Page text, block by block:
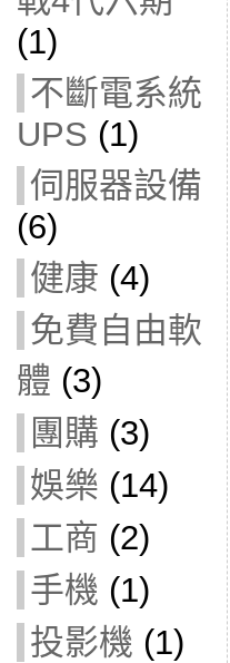
(1)
不斷電系統
UPS (1)
伺服器設備
(6)
健康 (4)
免費自由軟
體 (3)
團購 (3)
娛樂 (14)
工商 (2)
手機 (1)
投影機 (1)